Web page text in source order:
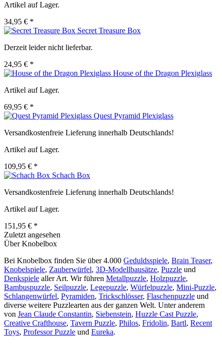
Artikel auf Lager.
34,95 € *
Secret Treasure Box
Derzeit leider nicht lieferbar.
24,95 € *
House of the Dragon Plexiglass
Artikel auf Lager.
69,95 € *
Quest Pyramid Plexiglass
Versandkostenfreie Lieferung innerhalb Deutschlands!
Artikel auf Lager.
109,95 € *
Schach Box
Versandkostenfreie Lieferung innerhalb Deutschlands!
Artikel auf Lager.
151,95 € *
Zuletzt angesehen
Über Knobelbox
Bei Knobelbox finden Sie über 4.000 Geduldsspiele, Brain Teaser,
Knobelspiele, Zauberwürfel, 3D-Modellbausätze, Puzzle und
Denkspiele aller Art. Wir führen Metallpuzzle, Holzpuzzle,
Bambuspuzzle, Seilpuzzle, Legepuzzle, Würfelpuzzle, Mini-Puzzle,
Schlangenwürfel, Pyramiden, Trickschlösser, Flaschenpuzzle und
diverse weitere Puzzlearten aus der ganzen Welt. Unter anderem
von Jean Claude Constantin, Siebenstein, Huzzle Cast Puzzle,
Creative Crafthouse, Tavern Puzzle, Philos, Fridolin, Bartl, Recent
Toys, Professor Puzzle und Eureka.